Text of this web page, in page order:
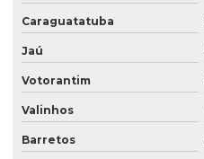
Saco stand up pouche
Saco com válvula
Saco valvula lateral
Saco valvula topo
Saco valvulado 18 kg
Caraguatatuba
Jaú
Votorantim
Valinhos
Barretos